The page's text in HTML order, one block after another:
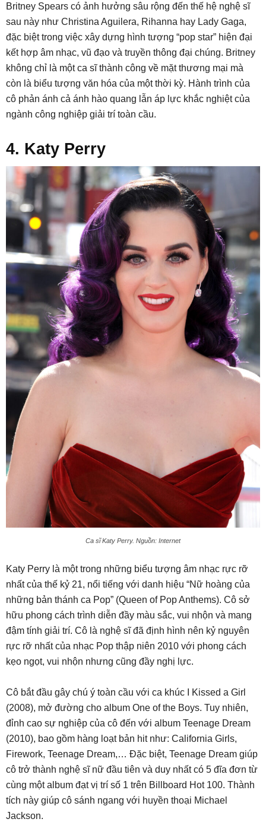
Britney Spears có ảnh hưởng sâu rộng đến thế hệ nghệ sĩ
sau này như Christina Aguilera, Rihanna hay Lady Gaga,
đặc biệt trong việc xây dựng hình tượng “pop star” hiện đại
kết hợp âm nhạc, vũ đạo và truyền thông đại chúng. Britney
không chỉ là một ca sĩ thành công về mặt thương mại mà
còn là biểu tượng văn hóa của một thời kỳ. Hành trình của
cô phản ánh cả ánh hào quang lẫn áp lực khắc nghiệt của
ngành công nghiệp giải trí toàn cầu.
4. Katy Perry
Ca sĩ Katy Perry. Nguồn: Internet
Katy Perry là một trong những biểu tượng âm nhạc rực rỡ
nhất của thế kỷ 21, nổi tiếng với danh hiệu “Nữ hoàng của
những bản thánh ca Pop” (Queen of Pop Anthems). Cô sở
hữu phong cách trình diễn đầy màu sắc, vui nhộn và mang
đậm tính giải trí. Cô là nghệ sĩ đã định hình nên kỷ nguyên
rực rỡ nhất của nhạc Pop thập niên 2010 với phong cách
kẹo ngọt, vui nhộn nhưng cũng đầy nghị lực.
Cô bắt đầu gây chú ý toàn cầu với ca khúc I Kissed a Girl
(2008), mở đường cho album One of the Boys. Tuy nhiên,
đỉnh cao sự nghiệp của cô đến với album Teenage Dream
(2010), bao gồm hàng loạt bản hit như: California Girls,
Firework, Teenage Dream,… Đặc biệt, Teenage Dream giúp
cô trở thành nghệ sĩ nữ đầu tiên và duy nhất có 5 đĩa đơn từ
cùng một album đạt vị trí số 1 trên Billboard Hot 100. Thành
tích này giúp cô sánh ngang với huyền thoại Michael
Jackson.